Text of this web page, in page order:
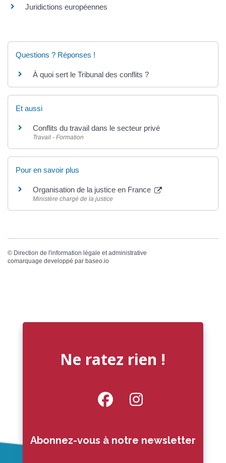
Juridictions européennes
Questions ? Réponses !
À quoi sert le Tribunal des conflits ?
Et aussi
Conflits du travail dans le secteur privé
Travail - Formation
Pour en savoir plus
Organisation de la justice en France
Ministère chargé de la justice
© Direction de l'information légale et administrative
comarquage developpé par baseo.io
Ne ratez rien !
Abonnez-vous à notre newsletter